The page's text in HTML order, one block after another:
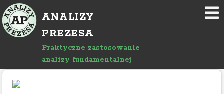
ANALIZY
PREZESA
Praktyczne zastosowanie
analizy fundamentalnej